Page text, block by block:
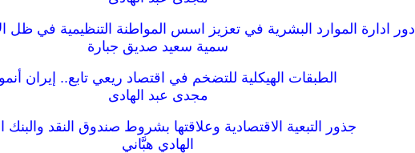
دور ادارة الموارد البشرية في تعزيز اسس المواطنة التنظيمية في ظل
سمية سعيد صديق جبارة
الطبقات الهيكلية للتضخم في اقتصاد ريعي تابع.. إيران
مجدى عبد الهادى
جذور التبعية الاقتصادية وعلاقتها بشروط صندوق النقد والبنك
الهادي هبَّاني